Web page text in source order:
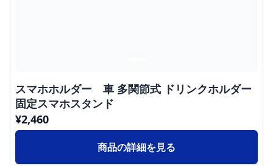
スマホホルダー 車 多関節式 ドリンクホルダー
固定スマホスタンド
¥2,460
商品の詳細を見る